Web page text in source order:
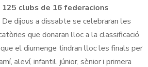
clubs de 16 federacions
De dijous a dissabte se celebraran les
que donaran lloc a la classificació
el diumenge tindran lloc les finals per
aleví, infantil, júnior, sènior i primera